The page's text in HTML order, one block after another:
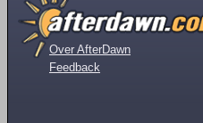
Over AfterDawn
Feedback